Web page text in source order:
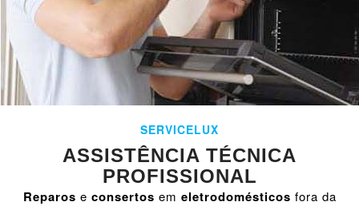
SERVICELUX
ASSISTÊNCIA TÉCNICA
PROFISSIONAL
Reparos e consertos em eletrodomésticos fora da